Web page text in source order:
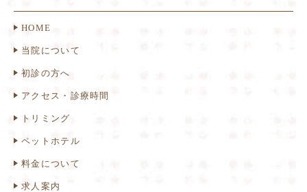
HOME
当院について
初診の方へ
アクセス・診療時間
トリミング
ペットホテル
料金について
求人案内